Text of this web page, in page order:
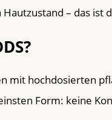
– das ist
mit hochdosierten
Form: keine